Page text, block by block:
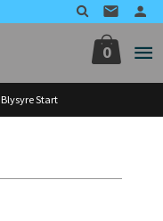
0
Blysyre Start